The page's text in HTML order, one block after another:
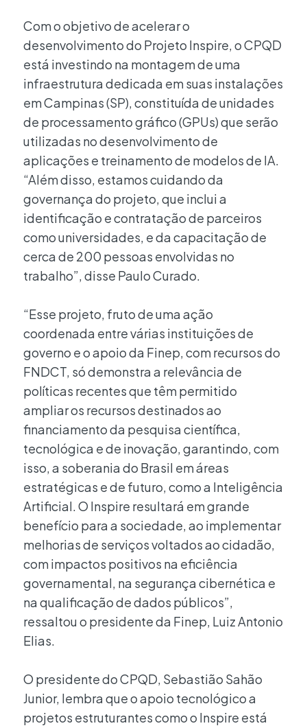
Com o objetivo de acelerar o
desenvolvimento do Projeto Inspire, o CPQD
está investindo na montagem de uma
infraestrutura dedicada em suas instalações
em Campinas (SP), constituída de unidades
de processamento gráfico (GPUs) que serão
utilizadas no desenvolvimento de
aplicações e treinamento de modelos de IA.
“Além disso, estamos cuidando da
governança do projeto, que inclui a
identificação e contratação de parceiros
como universidades, e da capacitação de
cerca de 200 pessoas envolvidas no
trabalho”, disse Paulo Curado.
“Esse projeto, fruto de uma ação
coordenada entre várias instituições de
governo e o apoio da Finep, com recursos do
FNDCT, só demonstra a relevância de
políticas recentes que têm permitido
ampliar os recursos destinados ao
financiamento da pesquisa científica,
tecnológica e de inovação, garantindo, com
isso, a soberania do Brasil em áreas
estratégicas e de futuro, como a Inteligência
Artificial. O Inspire resultará em grande
benefício para a sociedade, ao implementar
melhorias de serviços voltados ao cidadão,
com impactos positivos na eficiência
governamental, na segurança cibernética e
na qualificação de dados públicos”,
ressaltou o presidente da Finep, Luiz Antonio
Elias.
O presidente do CPQD, Sebastião Sahão
Junior, lembra que o apoio tecnológico a
projetos estruturantes como o Inspire está